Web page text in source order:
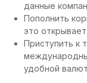
данные
Пополнить
это
Приступить к
удобной